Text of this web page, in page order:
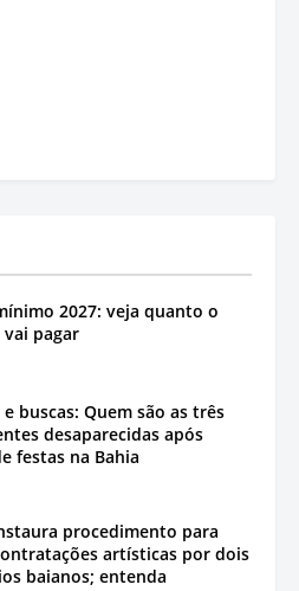
2027: veja quanto o
pagar
buscas: Quem são as três
desaparecidas após
festas na Bahia
procedimento para
artísticas por dois
baianos; entenda